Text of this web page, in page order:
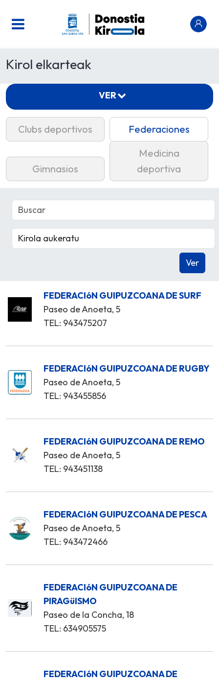
Kirol elkarteak
Clubs deportivos Federaciones
Gimnasios
Medicina
deportiva
FEDERACIóN GUIPUZCOANA DE SURF
Paseo de Anoeta, 5
TEL: 943475207
FEDERACIóN GUIPUZCOANA DE RUGBY
Paseo de Anoeta, 5
TEL: 943455856
FEDERACIóN GUIPUZCOANA DE REMO
Paseo de Anoeta, 5
TEL: 943451138
FEDERACIóN GUIPUZCOANA DE PESCA
Paseo de Anoeta, 5
TEL: 943472466
FEDERACIóN GUIPUZCOANA DE
PIRAGüISMO
Paseo de la Concha, 18
TEL: 634905575
FEDERACIóN GUIPUZCOANA DE
VER